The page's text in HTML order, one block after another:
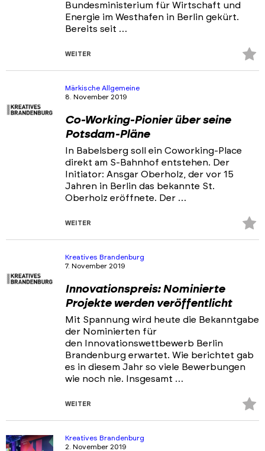
Bundesministerium für Wirtschaft und
Energie im Westhafen in Berlin gekürt.
Bereits seit …
WEITER
Märkische Allgemeine
8. November 2019
Co-Working-Pionier über seine
Potsdam-Pläne
In Babelsberg soll ein Coworking-Place
direkt am S-Bahnhof entstehen. Der
Initiator: Ansgar Oberholz, der vor 15
Jahren in Berlin das bekannte St.
Oberholz eröffnete. Der …
WEITER
Kreatives Brandenburg
7. November 2019
Innovationspreis: Nominierte
Projekte werden veröffentlicht
Mit Spannung wird heute die Bekanntgabe
der Nominierten für
den Innovationswettbewerb Berlin
Brandenburg erwartet. Wie berichtet gab
es in diesem Jahr so viele Bewerbungen
wie noch nie. Insgesamt …
WEITER
Kreatives Brandenburg
2. November 2019